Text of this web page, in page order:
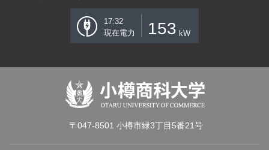
17:32
現在電力
153 kW
〒047-8501 小樽市緑3丁目5番21号